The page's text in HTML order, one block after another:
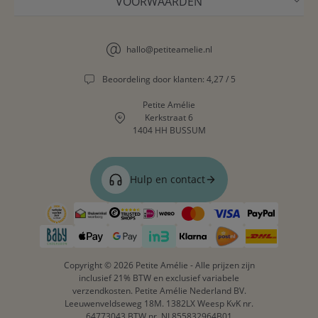
Kast met bakken(Dino, Forêt, Lara, 3–12 jaar): sorteren
op categorie, alles zichtbaar.
Stapelbare kisten «Arc-en-Ciel»
opberger, ruimtebesparend.
(Ted, 3–7 jaar): zacht zitten met verborgen
als in de woonkamer. Combineer met houten
speelgoed uit onzecollectie houten speelgoed
samenhangende speelhoek.
VEELGESTELDE VRAGEN
VANAF WELKE LEEFTIJD IS EEN SPEELGOEDKAST
hallo@petiteamelie.nl
Beoordeling door klanten: 4,27 / 5
Petite Amélie
Kerkstraat 6
1404 HH BUSSUM
Hulp en contact
Copyright © 2026 Petite Amélie - Alle prijzen zijn
inclusief 21% BTW en exclusief variabele
verzendkosten. Petite Amélie Nederland BV.
Leeuwenveldseweg 18M. 1382LX Weesp KvK nr.